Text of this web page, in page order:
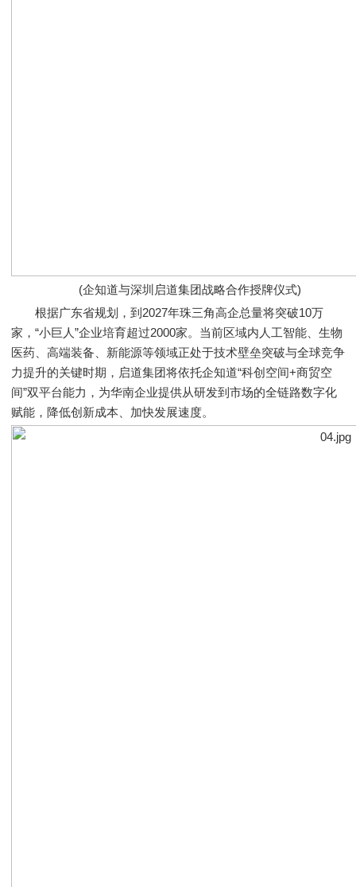
(企知道与深圳启道集团战略合作授牌仪式)
根据广东省规划，到2027年珠三角高企总量将突破10万
家，“小巨人”企业培育超过2000家。当前区域内人工智能、生物
医药、高端装备、新能源等领域正处于技术壁垒突破与全球竞争
力提升的关键时期，启道集团将依托企知道“科创空间+商贸空
间”双平台能力，为华南企业提供从研发到市场的全链路数字化
赋能，降低创新成本、加快发展速度。